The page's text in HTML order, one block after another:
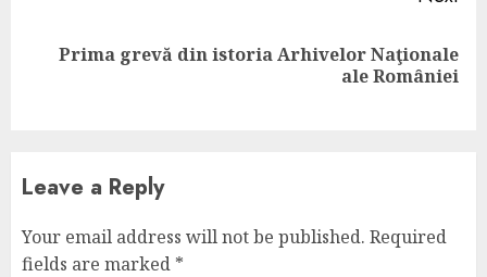
NextPrima grevă din istoria Arhivelor Naţionale
ale României
Leave a Reply
Your email address will not be published. Required
fields are marked *